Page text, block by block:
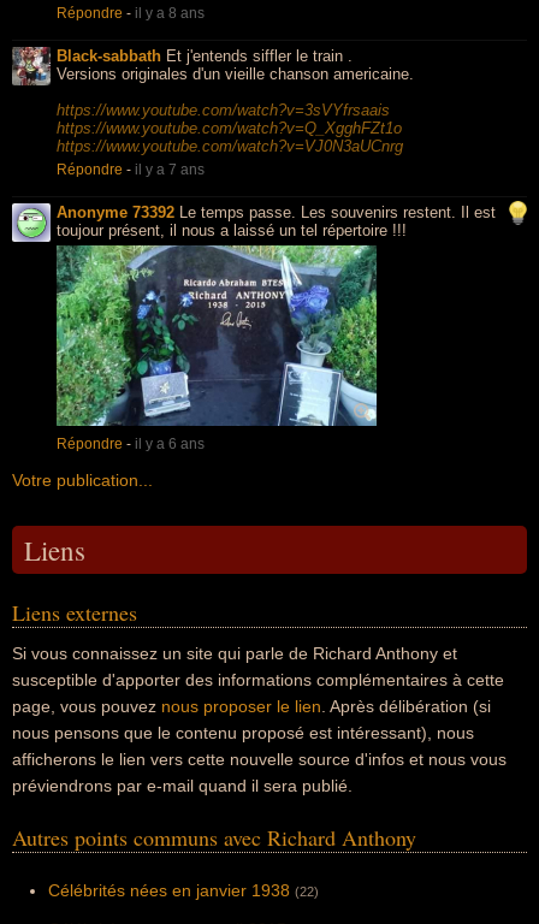
Répondre - il y a 8 ans
Black-sabbath Et j'entends siffler le train .
Versions originales d'un vieille chanson americaine.
https://www.youtube.com/watch?v=3sVYfrsaais
https://www.youtube.com/watch?v=Q_XgghFZt1o
https://www.youtube.com/watch?v=VJ0N3aUCnrg
Répondre - il y a 7 ans
Anonyme 73392 Le temps passe. Les souvenirs restent. Il est
toujour présent, il nous a laissé un tel répertoire !!!
Répondre - il y a 6 ans
Votre publication...
Liens
Liens externes
Si vous connaissez un site qui parle de Richard Anthony et
susceptible d'apporter des informations complémentaires à cette
page, vous pouvez nous proposer le lien . Après délibération (si
nous pensons que le contenu proposé est intéressant), nous
afficherons le lien vers cette nouvelle source d'infos et nous vous
préviendrons par e-mail quand il sera publié.
Autres points communs avec Richard Anthony
Célébrités nées en janvier 1938 (22)